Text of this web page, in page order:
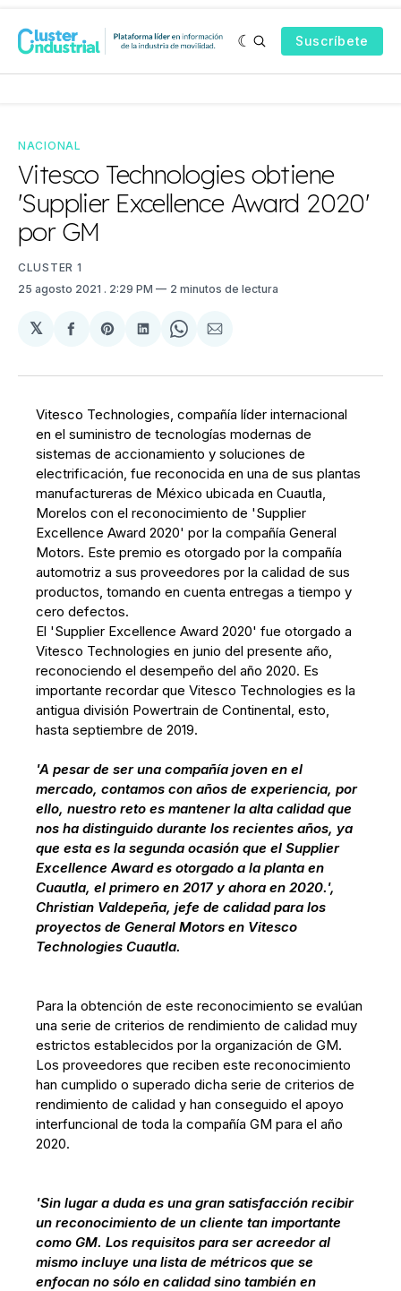
Suscríbete
NACIONAL
Vitesco Technologies obtiene
'Supplier Excellence Award 2020'
por GM
CLUSTER 1
25 agosto 2021 . 2:29 PM 2 minutos de lectura
𝕏
Compartir
Facebook
Share
Pinterest
Compartir
LinkedIn
Share
WhatsApp
Compartir
Email
Vitesco Technologies, compañía líder internacional
en el suministro de tecnologías modernas de
sistemas de accionamiento y soluciones de
electrificación, fue reconocida en una de sus plantas
manufactureras de México ubicada en Cuautla,
Morelos con el reconocimiento de 'Supplier
Excellence Award 2020' por la compañía General
Motors. Este premio es otorgado por la compañía
automotriz a sus proveedores por la calidad de sus
productos, tomando en cuenta entregas a tiempo y
cero defectos.
El 'Supplier Excellence Award 2020' fue otorgado a
Vitesco Technologies en junio del presente año,
reconociendo el desempeño del año 2020. Es
importante recordar que Vitesco Technologies es la
antigua división Powertrain de Continental, esto,
hasta septiembre de 2019.
'A pesar de ser una compañía joven en el
mercado, contamos con años de experiencia, por
ello, nuestro reto es mantener la alta calidad que
nos ha distinguido durante los recientes años, ya
que esta es la segunda ocasión que el Supplier
Excellence Award es otorgado a la planta en
Cuautla, el primero en 2017 y ahora en 2020.',
Christian Valdepeña, jefe de calidad para los
proyectos de General Motors en Vitesco
Technologies Cuautla.
Para la obtención de este reconocimiento se evalúan
una serie de criterios de rendimiento de calidad muy
estrictos establecidos por la organización de GM.
Los proveedores que reciben este reconocimiento
han cumplido o superado dicha serie de criterios de
rendimiento de calidad y han conseguido el apoyo
interfuncional de toda la compañía GM para el año
2020.
'Sin lugar a duda es una gran satisfacción recibir
un reconocimiento de un cliente tan importante
como GM. Los requisitos para ser acreedor al
mismo incluye una lista de métricos que se
enfocan no sólo en calidad sino también en